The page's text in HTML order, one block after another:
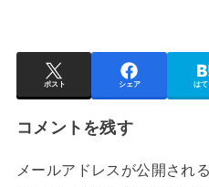
ポスト シェア はて
コメントを残す
メールアドレスが公開され